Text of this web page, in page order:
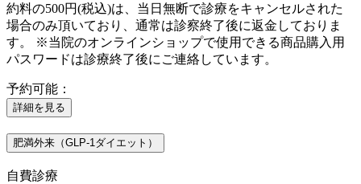
約料の500円(税込)は、当日無断で診療をキャンセルされた
場合のみ頂いており、通常は診察終了後に返金しておりま
す。 ※当院のオンラインショップで使用できる商品購入用
パスワードは診療終了後にご連絡しています。
予約可能：
詳細を見る
肥満外来（GLP-1ダイエット）
自費診療